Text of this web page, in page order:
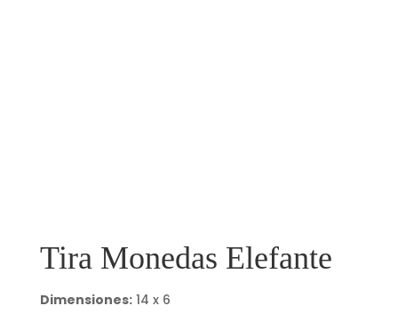
Tira Monedas Elefante
Dimensiones:14 x 6